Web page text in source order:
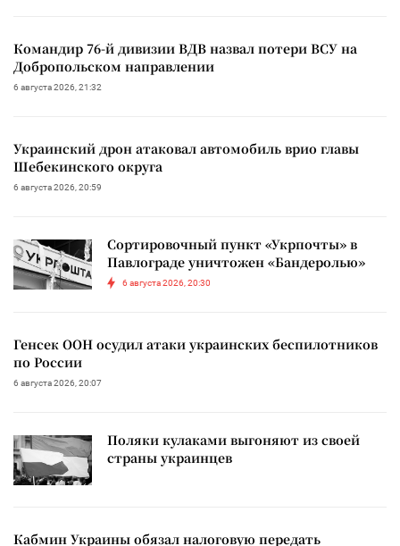
Командир 76-й дивизии ВДВ назвал потери ВСУ на
Добропольском направлении
6 августа 2026, 21:32
Украинский дрон атаковал автомобиль врио главы
Шебекинского округа
6 августа 2026, 20:59
Сортировочный пункт «Укрпочты» в
Павлограде уничтожен «Бандеролью»
6 августа 2026, 20:30
Генсек ООН осудил атаки украинских беспилотников
по России
6 августа 2026, 20:07
Поляки кулаками выгоняют из своей
страны украинцев
Кабмин Украины обязал налоговую передать